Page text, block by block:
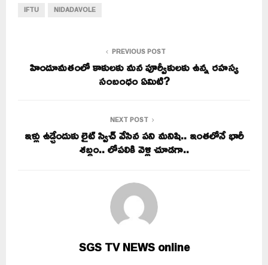
IFTU NIDADAVOLE
PREVIOUS POST
హిందూమతంలో కాకులకు మన పూర్వీకులకు ఉన్న రహస్య
సంబంధం ఏమిటి?
NEXT POST
ఇళ్లు ఉడ్చేందుకు లైట్ స్విచ్ వేసిన పని మనిషి.. ఇంతలోనే భారీ
శబ్ధం.. లోపలికి వెళ్లి చూడగా..
SGS TV NEWS online